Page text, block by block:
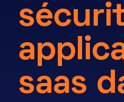
Portail
DE
saas